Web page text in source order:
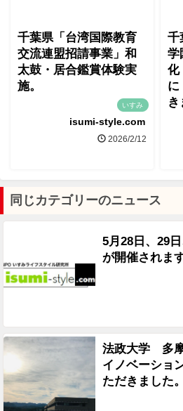
千葉県「台湾国際教育
交流連盟招請事業」和
太鼓・居合鑑賞体験実
施。
いすみ
isumi-style.com
2026/2/12
千
学
化
に
き
同じカテゴリーのニュース
5月28日、29
が開催されま
法政大学 多
イノベーショ
ただきました。